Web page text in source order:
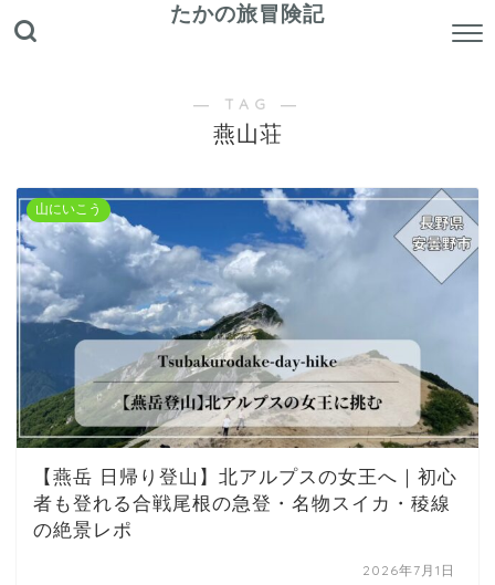
たかの旅冒険記
― TAG ―
燕山荘
山にいこう
【燕岳 日帰り登山】北アルプスの女王へ｜初心
者も登れる合戦尾根の急登・名物スイカ・稜線
の絶景レポ
2026年7月1日